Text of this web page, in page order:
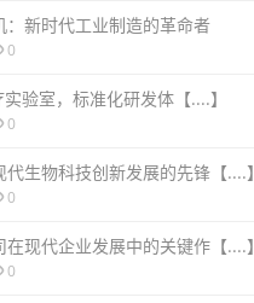
：新时代工业制造的革命者
0
验室，标准化研发体【....】
0
生物科技创新发展的先锋【....】
0
现代企业发展中的关键作【....】
0